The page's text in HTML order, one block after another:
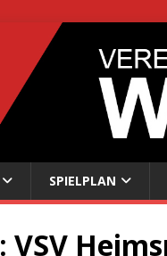
SPIELPLAN
VSV